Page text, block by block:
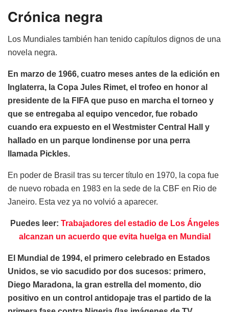
Crónica negra
Los Mundiales también han tenido capítulos dignos de una
novela negra.
En marzo de 1966, cuatro meses antes de la edición en
Inglaterra, la Copa Jules Rimet, el trofeo en honor al
presidente de la FIFA que puso en marcha el torneo y
que se entregaba al equipo vencedor, fue robado
cuando era expuesto en el Westmister Central Hall y
hallado en un parque londinense por una perra
llamada Pickles.
En poder de Brasil tras su tercer título en 1970, la copa fue
de nuevo robada en 1983 en la sede de la CBF en Rio de
Janeiro. Esta vez ya no volvió a aparecer.
Puedes leer: Trabajadores del estadio de Los Ángeles
alcanzan un acuerdo que evita huelga en Mundial
El Mundial de 1994, el primero celebrado en Estados
Unidos, se vio sacudido por dos sucesos: primero,
Diego Maradona, la gran estrella del momento, dio
positivo en un control antidopaje tras el partido de la